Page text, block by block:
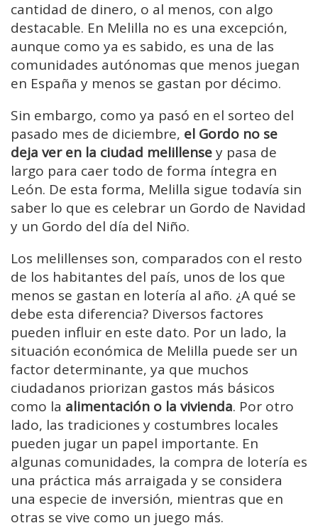
cantidad de dinero, o al menos, con algo
destacable. En Melilla no es una excepción,
aunque como ya es sabido, es una de las
comunidades autónomas que menos juegan
en España y menos se gastan por décimo.
Sin embargo, como ya pasó en el sorteo del
pasado mes de diciembre, el Gordo no se
deja ver en la ciudad melillensey pasa de
largo para caer todo de forma íntegra en
León. De esta forma, Melilla sigue todavía sin
saber lo que es celebrar un Gordo de Navidad
y un Gordo del día del Niño.
Los melillenses son, comparados con el resto
de los habitantes del país, unos de los que
menos se gastan en lotería al año. ¿A qué se
debe esta diferencia? Diversos factores
pueden influir en este dato. Por un lado, la
situación económica de Melilla puede ser un
factor determinante, ya que muchos
ciudadanos priorizan gastos más básicos
como la alimentación o la vivienda. Por otro
lado, las tradiciones y costumbres locales
pueden jugar un papel importante. En
algunas comunidades, la compra de lotería es
una práctica más arraigada y se considera
una especie de inversión, mientras que en
otras se vive como un juego más.